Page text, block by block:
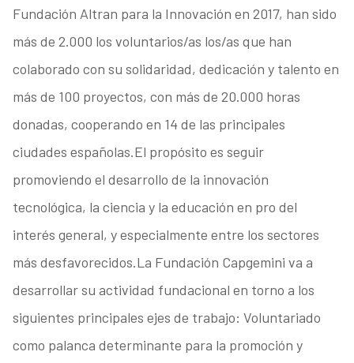
Fundación Altran para la Innovación en 2017, han sido
más de 2.000 los voluntarios/as los/as que han
colaborado con su solidaridad, dedicación y talento en
más de 100 proyectos, con más de 20.000 horas
donadas, cooperando en 14 de las principales
ciudades españolas.El propósito es seguir
promoviendo el desarrollo de la innovación
tecnológica, la ciencia y la educación en pro del
interés general, y especialmente entre los sectores
más desfavorecidos.La Fundación Capgemini va a
desarrollar su actividad fundacional en torno a los
siguientes principales ejes de trabajo: Voluntariado
como palanca determinante para la promoción y